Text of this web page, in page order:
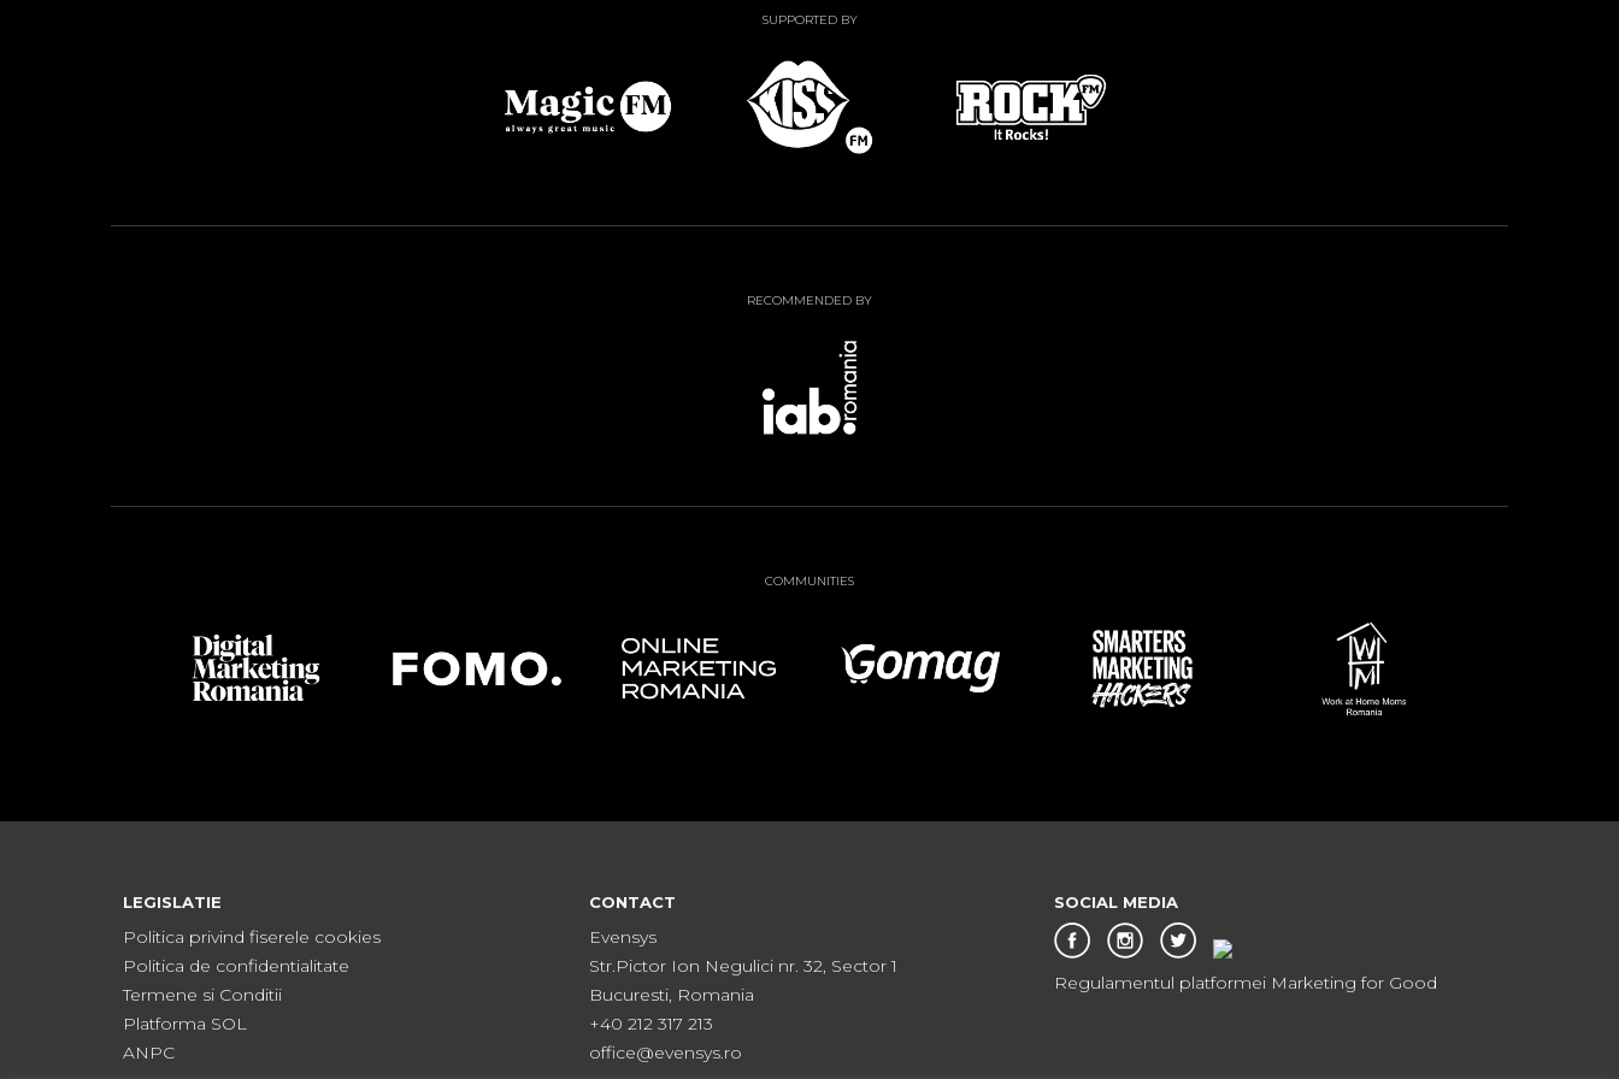
SUPPORTED BY
RECOMMENDED BY
COMMUNITIES
LEGISLATIE
Politica privind fiserele cookies
Politica de confidentialitate
Termene si Conditii
Platforma SOL
ANPC
CONTACT
Evensys
Str.Pictor Ion Negulici nr. 32, Sector 1
Bucuresti, Romania
+40 212 317 213
office@evensys.ro
SOCIAL MEDIA
Regulamentul platformei Marketing for Good